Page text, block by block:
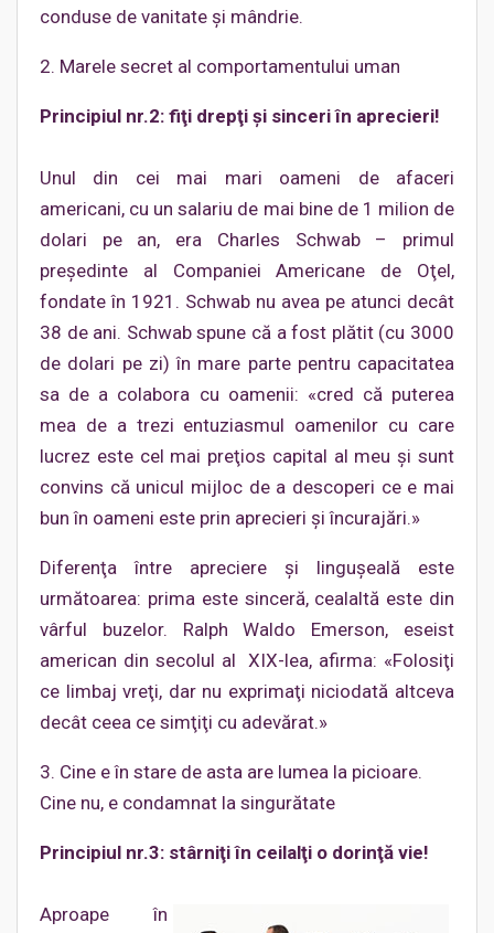
conduse de vanitate şi mândrie.
2. Marele secret al comportamentului uman
Principiul nr.2: fiţi drepţi şi sinceri în aprecieri!
Unul din cei mai mari oameni de afaceri
americani, cu un salariu de mai bine de 1 milion de
dolari pe an, era Charles Schwab – primul
preşedinte al Companiei Americane de Oţel,
fondate în 1921. Schwab nu avea pe atunci decât
38 de ani. Schwab spune că a fost plătit (cu 3000
de dolari pe zi) în mare parte pentru capacitatea
sa de a colabora cu oamenii: «cred că puterea
mea de a trezi entuziasmul oamenilor cu care
lucrez este cel mai preţios capital al meu şi sunt
convins că unicul mijloc de a descoperi ce e mai
bun în oameni este prin aprecieri şi încurajări.»
Diferenţa între apreciere şi linguşeală este
următoarea: prima este sinceră, cealaltă este din
vârful buzelor. Ralph Waldo Emerson, eseist
american din secolul al XIX-lea, afirma: «Folosiţi
ce limbaj vreţi, dar nu exprimaţi niciodată altceva
decât ceea ce simţiţi cu adevărat.»
3. Cine e în stare de asta are lumea la picioare.
Cine nu, e condamnat la singurătate
Principiul nr.3: stârniţi în ceilalţi o dorinţă vie!
Aproape în